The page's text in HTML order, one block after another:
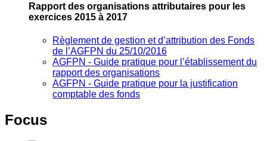
Rapport des organisations attributaires pour les
exercices 2015 à 2017
Règlement de gestion et d’attribution des Fonds
de l’AGFPN du 25/10/2016
AGFPN ‐ Guide pratique pour l’établissement du
rapport des organisations
AGFPN ‐ Guide pratique pour la justification
comptable des fonds
Focus